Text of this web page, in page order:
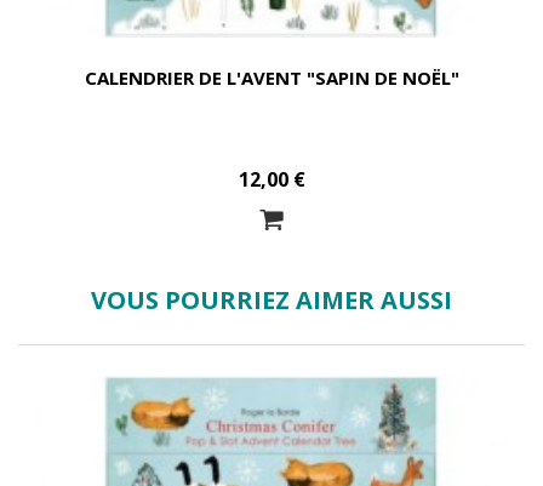
CALENDRIER DE L'AVENT "SAPIN DE NOËL"
12,00 €
VOUS POURRIEZ AIMER AUSSI